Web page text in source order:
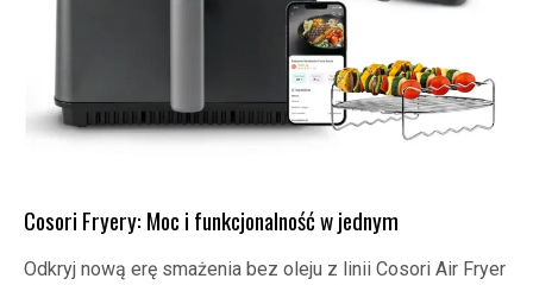
Cosori Fryery: Moc i funkcjonalność w jednym
Odkryj nową erę smażenia bez oleju z linii Cosori Air Fryer